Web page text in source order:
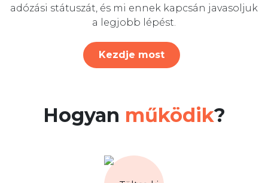
(+420) 234 261 904
info@neotax.eu
adózási státuszát, és mi ennek kapcsán javasoljuk
a legjobb lépést.
Kezdje most
Hogyan működik?